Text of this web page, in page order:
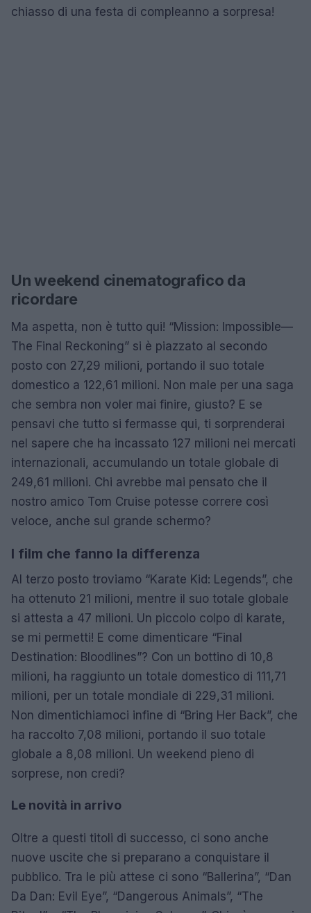
chiasso di una festa di compleanno a sorpresa!
Un weekend cinematografico da
ricordare
Ma aspetta, non è tutto qui! “Mission: Impossible—
The Final Reckoning” si è piazzato al secondo
posto con 27,29 milioni, portando il suo totale
domestico a 122,61 milioni. Non male per una saga
che sembra non voler mai finire, giusto? E se
pensavi che tutto si fermasse qui, ti sorprenderai
nel sapere che ha incassato 127 milioni nei mercati
internazionali, accumulando un totale globale di
249,61 milioni. Chi avrebbe mai pensato che il
nostro amico Tom Cruise potesse correre così
veloce, anche sul grande schermo?
I film che fanno la differenza
Al terzo posto troviamo “Karate Kid: Legends”, che
ha ottenuto 21 milioni, mentre il suo totale globale
si attesta a 47 milioni. Un piccolo colpo di karate,
se mi permetti! E come dimenticare “Final
Destination: Bloodlines”? Con un bottino di 10,8
milioni, ha raggiunto un totale domestico di 111,71
milioni, per un totale mondiale di 229,31 milioni.
Non dimentichiamoci infine di “Bring Her Back”, che
ha raccolto 7,08 milioni, portando il suo totale
globale a 8,08 milioni. Un weekend pieno di
sorprese, non credi?
Le novità in arrivo
Oltre a questi titoli di successo, ci sono anche
nuove uscite che si preparano a conquistare il
pubblico. Tra le più attese ci sono “Ballerina”, “Dan
Da Dan: Evil Eye”, “Dangerous Animals”, “The